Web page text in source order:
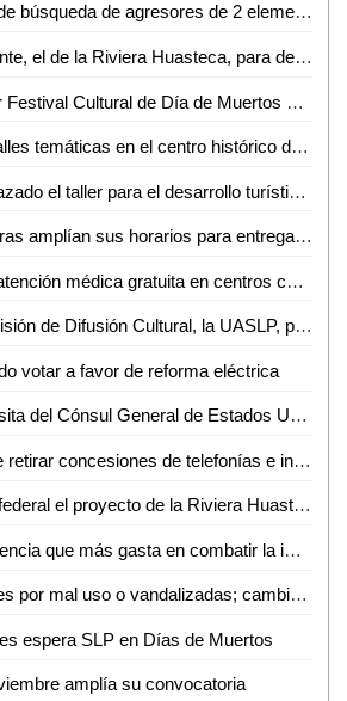
Realizan operativo de búsqueda de agresores de 2 elementos de PDI
Un proyecto excelente, el de la Riviera Huasteca, para detonar el turismo
Presentan el Primer Festival Cultural de Día de Muertos de Santa María del Río
Plantean generar calles temáticas en el centro histórico de SLP
"Demasiado apelmazado el taller para el desarrollo turístico de la ZH": Guillermo Ahuja
Oficinas recaudadoras amplían sus horarios para entrega de licencias gratuitas
Más de un año sin atención médica gratuita en centros comunitarios, sin razón: Albarrán Ramírez
Por medio de la División de Difusión Cultural, la UASLP, presentará el espectáculo "Taka Dimi Ta" de la compañía de danza de la India
votar a favor de reforma eléctrica
UASLP recibió la visita del Cónsul General de Estados Unidos
No hay intereses de retirar concesiones de telefonías e internet: AMLO
Respalda gobierno federal el proyecto de la Riviera Huasteca, presentado por RGC
SSPE es la dependencia que más gasta en combatir la impunidad
Papeleras inservibles por mal uso o vandalizadas; cambiarán su diseño
espera SLP en Días de Muertos
amplía su convocatoria